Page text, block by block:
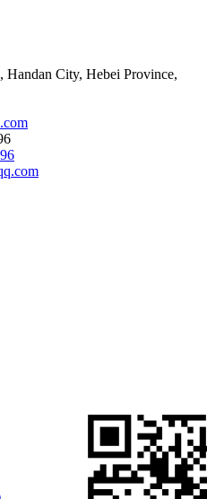
City, Hebei Province,